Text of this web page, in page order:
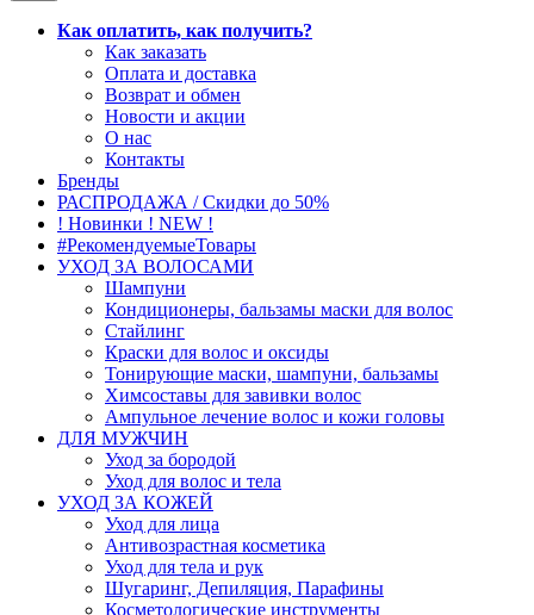
Как оплатить, как получить?
Как заказать
Оплата и доставка
Возврат и обмен
Новости и акции
О нас
Контакты
Бренды
РАСПРОДАЖА / Скидки до 50%
! Новинки ! NEW !
#РекомендуемыеТовары
УХОД ЗА ВОЛОСАМИ
Шампуни
Кондиционеры, бальзамы маски для волос
Стайлинг
Краски для волос и оксиды
Тонирующие маски, шампуни, бальзамы
Химсоставы для завивки волос
Ампульное лечение волос и кожи головы
ДЛЯ МУЖЧИН
Уход за бородой
Уход для волос и тела
УХОД ЗА КОЖЕЙ
Уход для лица
Антивозрастная косметика
Уход для тела и рук
Шугаринг, Депиляция, Парафины
Косметологические инструменты